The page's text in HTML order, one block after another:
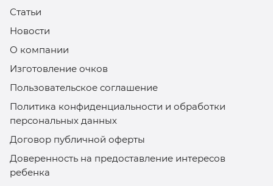
Статьи
Новости
О компании
Изготовление очков
Пользовательское соглашение
Политика конфиденциальности и обработки
персональных данных
Договор публичной оферты
Доверенность на предоставление интересов
ребенка